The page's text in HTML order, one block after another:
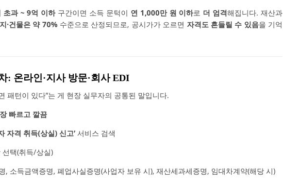
초과 ~ 9억 이하구간이면 소득 문턱이 연 1,000만 원 이하로 더 엄격해집니다. 재산과
·건물은 약 70% 수준으로 산정되므로, 공시가가 오르면 자격도 흔들릴 수 있음을 기억
: 온라인·지사 방문·회사 EDI
패턴이 있다”는 게 현장 실무자의 공통된 말입니다.
빠르고 깔끔
자격 취득(상실) 신고’ 서비스 검색
택(취득/상실)
, 소득금액증명, 폐업사실증명(사업자 보유 시), 재산세과세증명, 임대차계약(해당 시)